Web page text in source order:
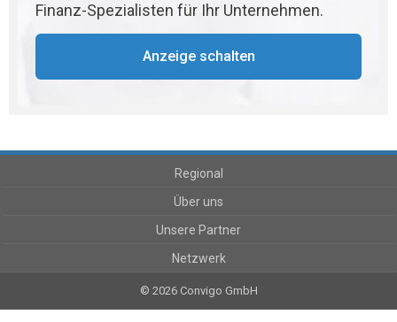
Finanz-Spezialisten für Ihr Unternehmen.
Anzeige schalten
Regional
Über uns
Unsere Partner
Netzwerk
© 2026 Convigo GmbH